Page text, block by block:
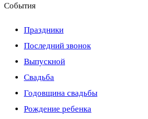
События
Праздники
Последний звонок
Выпускной
Свадьба
Годовщина свадьбы
Рождение ребенка